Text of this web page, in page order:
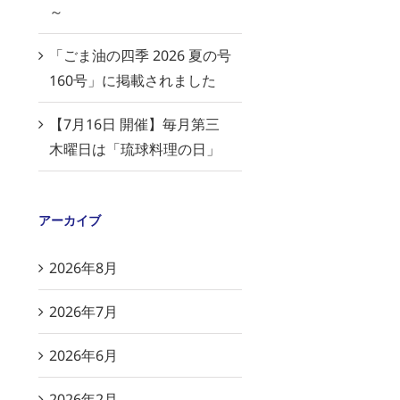
～
「ごま油の四季 2026 夏の号
160号」に掲載されました
【7月16日 開催】毎月第三
木曜日は「琉球料理の日」
アーカイブ
2026年8月
2026年7月
2026年6月